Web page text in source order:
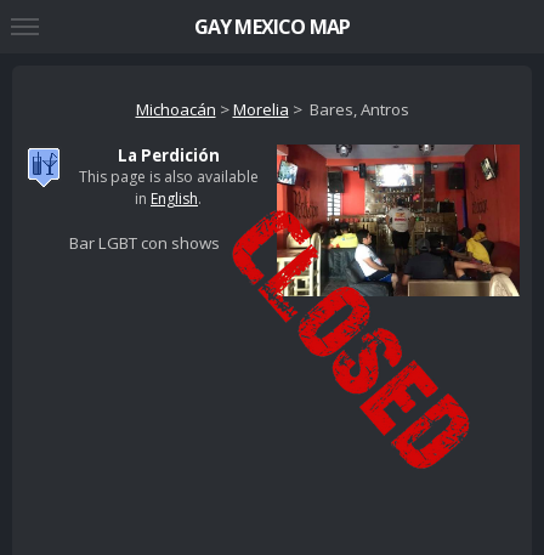
Michoacán >Morelia > Bares, Antros
La Perdición
This page is also available
in English.
Bar LGBT con shows
GAY MEXICO MAP